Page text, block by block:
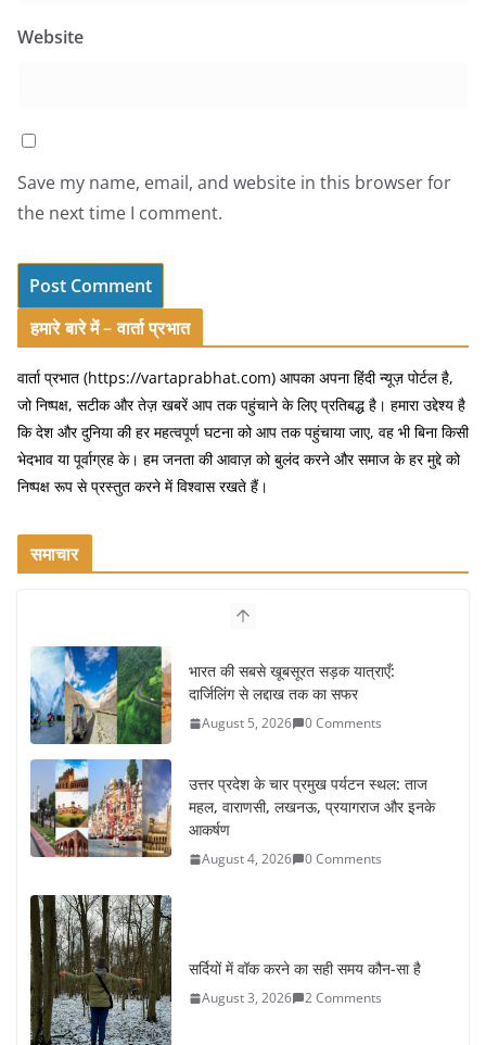
Website
Save my name, email, and website in this browser for
the next time I comment.
हमारे बारे में – वार्ता प्रभात
वार्ता प्रभात (https://vartaprabhat.com) आपका अपना हिंदी न्यूज़ पोर्टल है,
जो निष्पक्ष, सटीक और तेज़ खबरें आप तक पहुंचाने के लिए प्रतिबद्ध है। हमारा उद्देश्य है
कि देश और दुनिया की हर महत्वपूर्ण घटना को आप तक पहुंचाया जाए, वह भी बिना किसी
भेदभाव या पूर्वाग्रह के। हम जनता की आवाज़ को बुलंद करने और समाज के हर मुद्दे को
निष्पक्ष रूप से प्रस्तुत करने में विश्वास रखते हैं।
समाचार
भारत की सबसे खूबसूरत सड़क यात्राएँ:
दार्जिलिंग से लद्दाख तक का सफर
August 5, 2026 0 Comments
उत्तर प्रदेश के चार प्रमुख पर्यटन स्थल: ताज
महल, वाराणसी, लखनऊ, प्रयागराज और इनके
आकर्षण
August 4, 2026 0 Comments
सर्दियों में वॉक करने का सही समय कौन-सा है
August 3, 2026 2 Comments